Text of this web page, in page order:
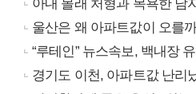
아내 몰래 처형과 목욕한 남
울산은 왜 아파트값이 오를
“루테인” 뉴스속보, 백내장
경기도 이천, 아파트값 난리